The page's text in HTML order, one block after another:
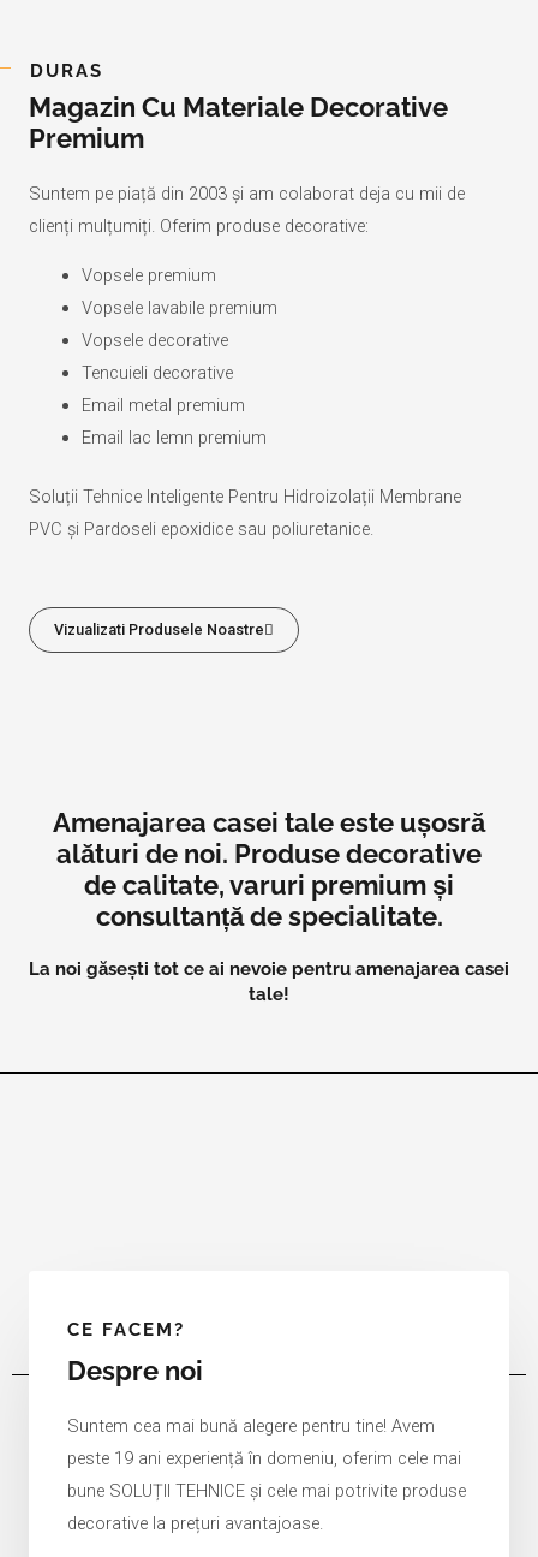
DURAS
Magazin Cu Materiale Decorative
Premium
Suntem pe piață din 2003 și am colaborat deja cu mii de
clienți mulțumiți. Oferim produse decorative:
Vopsele premium
Vopsele lavabile premium
Vopsele decorative
Tencuieli decorative
Email metal premium
Email lac lemn premium
Soluții Tehnice Inteligente Pentru Hidroizolații Membrane
PVC și Pardoseli epoxidice sau poliuretanice.
Vizualizati Produsele Noastre
Amenajarea casei tale este ușosră
alături de noi. Produse decorative
de calitate, varuri premium și
consultanță de specialitate.
La noi găsești tot ce ai nevoie pentru amenajarea casei
tale!
CE FACEM?
Despre noi
Suntem cea mai bună alegere pentru tine! Avem
peste 19 ani experiență în domeniu, oferim cele mai
bune SOLUȚII TEHNICE și cele mai potrivite produse
decorative la prețuri avantajoase.